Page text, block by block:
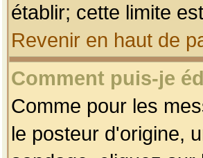
établir; cette limite
Revenir en haut de
Comment puis-je
Comme pour les
le posteur d'origine,